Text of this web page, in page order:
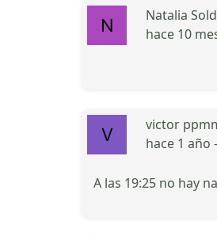
Natalia
hace 10
victor
hace 1 año -
A las 19:25 no hay